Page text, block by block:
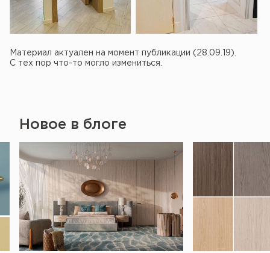
Материал актуален на момент публикации (28.09.19).
С тех пор что-то могло измениться.
Новое в блоге